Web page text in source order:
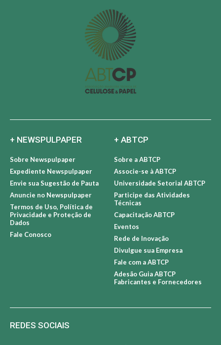
+ NEWSPULPAPER
Sobre Newspulpaper
Expediente Newspulpaper
Envie sua Sugestão de Pauta
Anuncie no Newspulpaper
Termos de Uso, Política de
Privacidade e Proteção de
Dados
Fale Conosco
+ ABTCP
Sobre a ABTCP
Associe-se à ABTCP
Universidade Setorial ABTCP
Participe das Atividades
Técnicas
Capacitação ABTCP
Eventos
Rede de Inovação
Divulgue sua Empresa
Fale com a ABTCP
Adesão Guia ABTCP
Fabricantes e Fornecedores
REDES SOCIAIS